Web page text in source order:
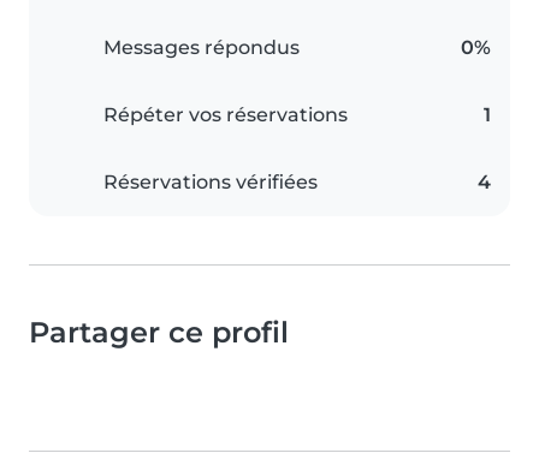
Messages répondus 0%
Répéter vos réservations 1
Réservations vérifiées 4
Partager ce profil